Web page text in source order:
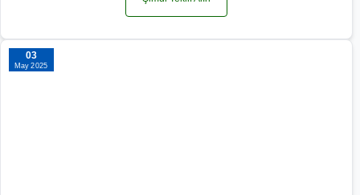
03
May 2025